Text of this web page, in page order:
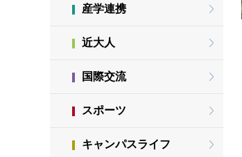
産学連携
近大人
国際交流
スポーツ
キャンパスライフ